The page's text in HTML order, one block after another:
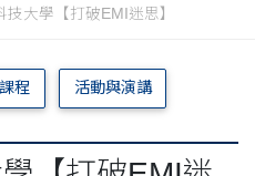
技大學【打破EMI迷思】
程 活動與演講